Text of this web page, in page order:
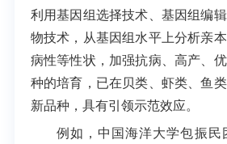
利用基因组选择技术、基因组编
物技术，从基因组水平上分析亲
病性等性状，加强抗病、高产、
种的培育，已在贝类、虾类、鱼
新品种，具有引领示范效应。
例如，中国海洋大学包振民